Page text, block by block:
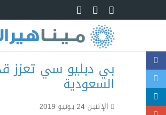
Skip to main content
بي دبليو سي تعزز
السعودية
الإثنين 24 يونيو 2019